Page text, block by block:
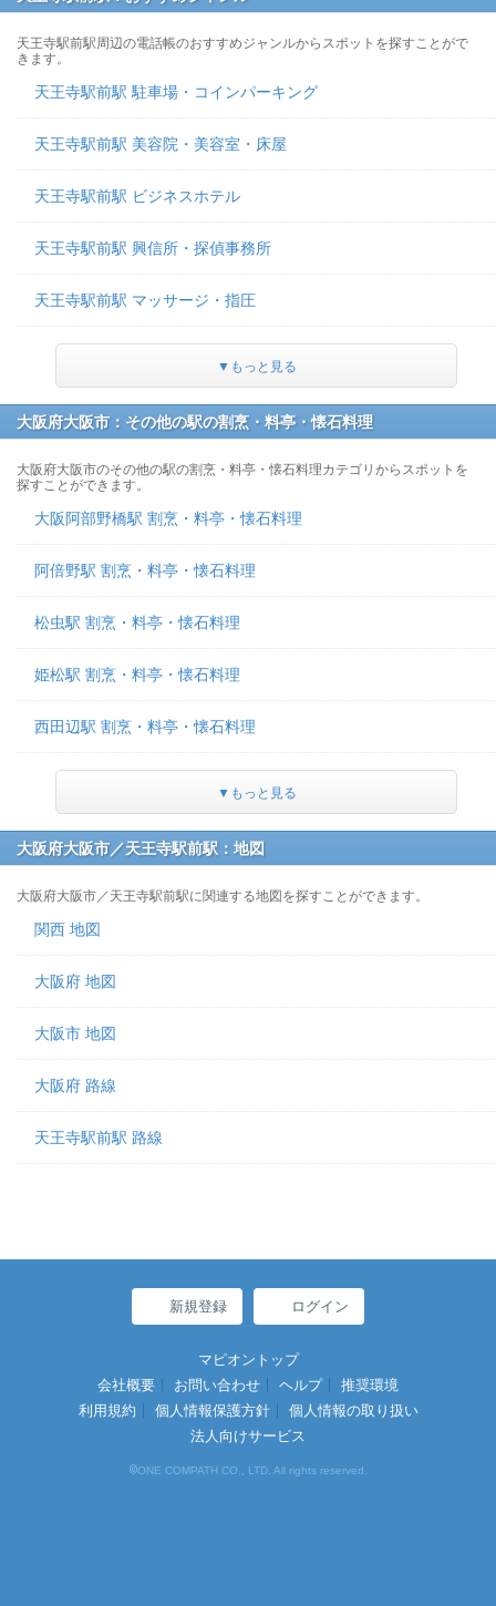
天王寺駅前駅周辺の電話帳のおすすめジャンルからスポットを探すことがで
きます。
天王寺駅前駅 駐車場・コインパーキング
天王寺駅前駅 美容院・美容室・床屋
天王寺駅前駅 ビジネスホテル
天王寺駅前駅 興信所・探偵事務所
天王寺駅前駅 マッサージ・指圧
▼もっと見る
大阪府大阪市：その他の駅の割烹・料亭・懐石料理
大阪府大阪市のその他の駅の割烹・料亭・懐石料理カテゴリからスポットを
探すことができます。
大阪阿部野橋駅 割烹・料亭・懐石料理
阿倍野駅 割烹・料亭・懐石料理
松虫駅 割烹・料亭・懐石料理
姫松駅 割烹・料亭・懐石料理
西田辺駅 割烹・料亭・懐石料理
▼もっと見る
大阪府大阪市／天王寺駅前駅：地図
大阪府大阪市／天王寺駅前駅に関連する地図を探すことができます。
関西 地図
大阪府 地図
大阪市 地図
大阪府 路線
天王寺駅前駅 路線
新規登録 ログイン
マピオントップ
会社概要
お問い合わせ ヘルプ
推奨環境
利用規約
個人情報保護方針
個人情報の取り扱い
法人向けサービス
©ONE COMPATH CO., LTD. All rights reserved.